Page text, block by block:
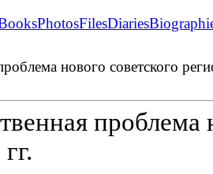
PhotosFilesDiaries
нового советского
проблема